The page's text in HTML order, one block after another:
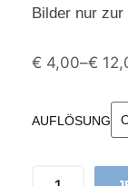
Bilder nur zur
€ 4,00–€
AUFLÖSUNG